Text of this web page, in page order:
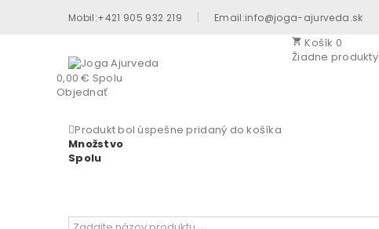
Mobil:+421 905 932 219 Email:info@joga-ajurveda.sk
shopping_cart Košík 0
Žiadne produkty
0,00 € Spolu
Objednať
Produkt bol úspešne pridaný do košíka
Množstvo
Spolu